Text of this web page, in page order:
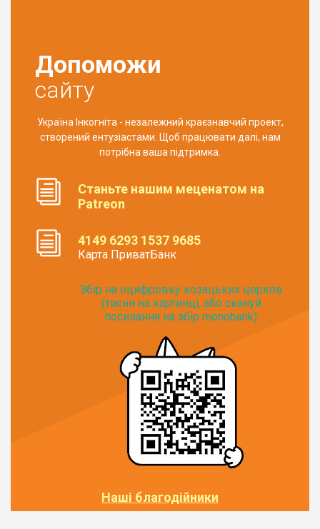
Допоможи
сайту
Україна Інкогніта - незалежний краєзнавчий проект,
створений ентузіастами. Щоб працювати далі, нам
потрібна ваша підтримка.
Станьте нашим меценатом на
Patreon
4149 6293 1537 9685
Карта ПриватБанк
Збір на оцифровку козацьких церков
(тисни на картинці, або скануй
посилання на збір monobank):
Наші благодійники